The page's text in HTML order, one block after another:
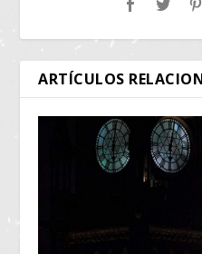
ARTÍCULOS